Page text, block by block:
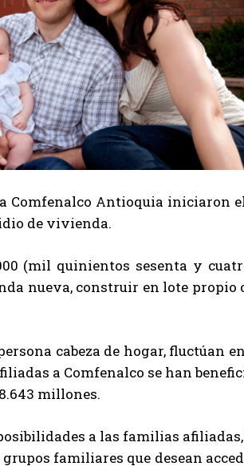
Comfenalco Antioquia iniciaron
de vivienda.
(mil quinientos sesenta y
nueva, construir en lote propio
cabeza de hogar, fluctúan
a Comfenalco se han
millones.
a las familias
familiares que desean